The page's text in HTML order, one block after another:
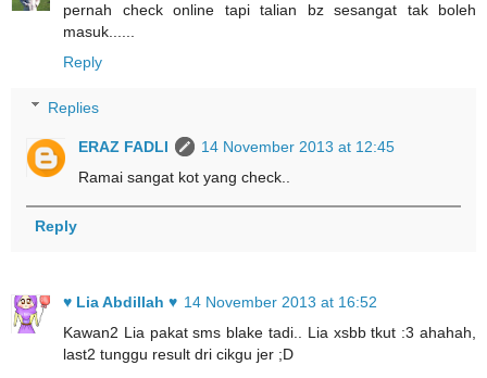
pernah check online tapi talian bz sesangat tak boleh
masuk......
Reply
Replies
ERAZ FADLI
14 November 2013 at 12:45
Ramai sangat kot yang check..
Reply
♥ Lia Abdillah ♥ 14 November 2013 at 16:52
Kawan2 Lia pakat sms blake tadi.. Lia xsbb tkut :3 ahahah,
last2 tunggu result dri cikgu jer ;D